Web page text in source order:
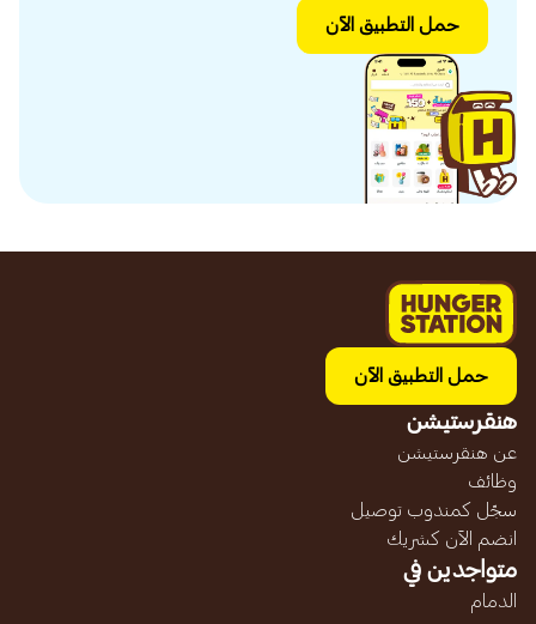
حمل التطبيق الآن
حمل التطبيق الآن
هنقرستيشن
عن هنقرستيشن
وظائف
سجّل كمندوب توصيل
انضم الآن كشريك
متواجدين في
الدمام